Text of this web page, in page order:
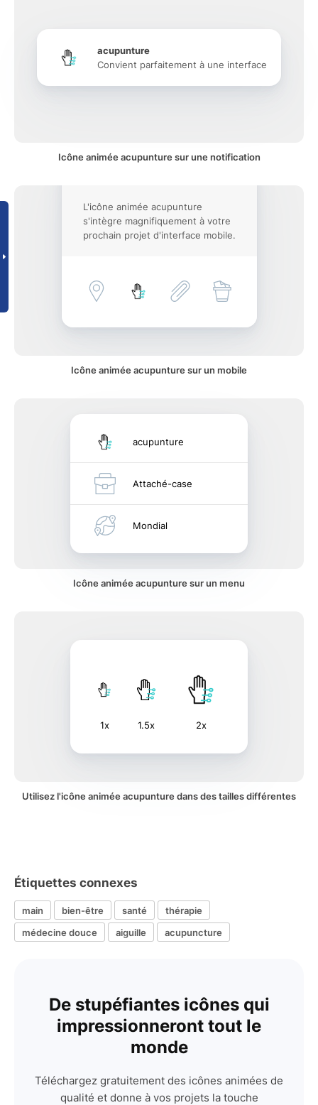
acupunture
Convient parfaitement à une interface
Icône animée acupunture sur une notification
L'icône animée acupunture
s'intègre magnifiquement à votre
prochain projet d'interface mobile.
Icône animée acupunture sur un mobile
acupunture
Attaché-case
Mondial
Icône animée acupunture sur un menu
1x 1.5x 2x
Utilisez l'icône animée acupunture dans des tailles différentes
Étiquettes connexes
main bien-être santé
thérapie
médecine douce
aiguille acupuncture
De stupéfiantes icônes qui
impressionneront tout le
monde
Téléchargez gratuitement des icônes animées de
qualité et donne à vos projets la touche